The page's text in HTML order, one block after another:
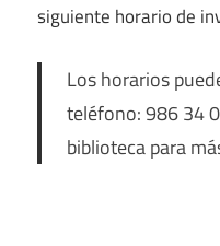
siguiente horario de
Los horarios
teléfono: 986 34
biblioteca para